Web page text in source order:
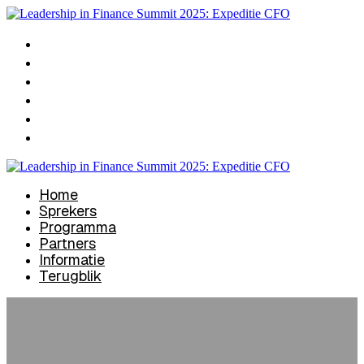
Home
Sprekers
Programma
Partners
Informatie
Terugblik